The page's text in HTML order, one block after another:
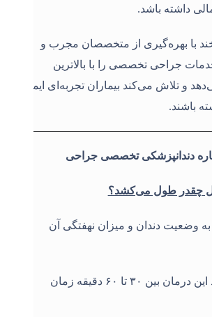
داشته باشد.
با بهره‌گیری از متخصصان مجرب و
جراحی تخصصی را با بالاترین
و تلاش می‌کند بیماران تجربه‌ای ایمن و
باشند.
دندانپزشکی تخصصی جراحی
وضعیت دندان و میزان نهفتگی آن
در بسیاری از موارد این درمان بین ۳۰ تا ۶۰ دقیقه زمان